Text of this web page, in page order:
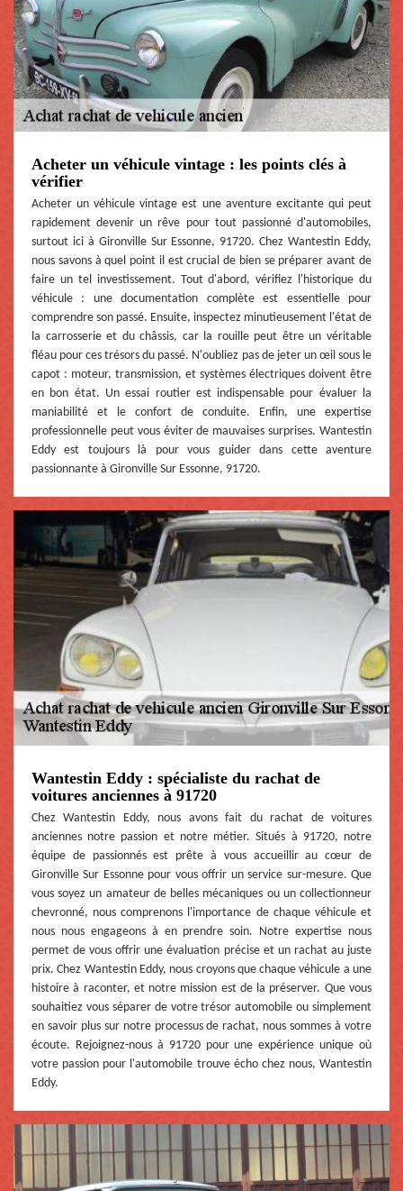
Acheter un véhicule vintage : les points clés à
vérifier
Acheter un véhicule vintage est une aventure excitante qui peut
rapidement devenir un rêve pour tout passionné d'automobiles,
surtout ici à Gironville Sur Essonne, 91720. Chez Wantestin Eddy,
nous savons à quel point il est crucial de bien se préparer avant de
faire un tel investissement. Tout d'abord, vérifiez l'historique du
véhicule : une documentation complète est essentielle pour
comprendre son passé. Ensuite, inspectez minutieusement l'état de
la carrosserie et du châssis, car la rouille peut être un véritable
fléau pour ces trésors du passé. N'oubliez pas de jeter un œil sous le
capot : moteur, transmission, et systèmes électriques doivent être
en bon état. Un essai routier est indispensable pour évaluer la
maniabilité et le confort de conduite. Enfin, une expertise
professionnelle peut vous éviter de mauvaises surprises. Wantestin
Eddy est toujours là pour vous guider dans cette aventure
passionnante à Gironville Sur Essonne, 91720.
Wantestin Eddy : spécialiste du rachat de
voitures anciennes à 91720
Chez Wantestin Eddy, nous avons fait du rachat de voitures
anciennes notre passion et notre métier. Situés à 91720, notre
équipe de passionnés est prête à vous accueillir au cœur de
Gironville Sur Essonne pour vous offrir un service sur-mesure. Que
vous soyez un amateur de belles mécaniques ou un collectionneur
chevronné, nous comprenons l'importance de chaque véhicule et
nous nous engageons à en prendre soin. Notre expertise nous
permet de vous offrir une évaluation précise et un rachat au juste
prix. Chez Wantestin Eddy, nous croyons que chaque véhicule a une
histoire à raconter, et notre mission est de la préserver. Que vous
souhaitiez vous séparer de votre trésor automobile ou simplement
en savoir plus sur notre processus de rachat, nous sommes à votre
écoute. Rejoignez-nous à 91720 pour une expérience unique où
votre passion pour l'automobile trouve écho chez nous, Wantestin
Eddy.